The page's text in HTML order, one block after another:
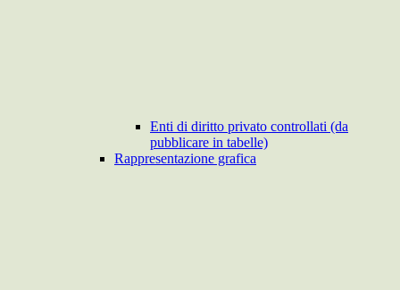
Enti di diritto privato controllati (da
pubblicare in tabelle)
Rappresentazione grafica